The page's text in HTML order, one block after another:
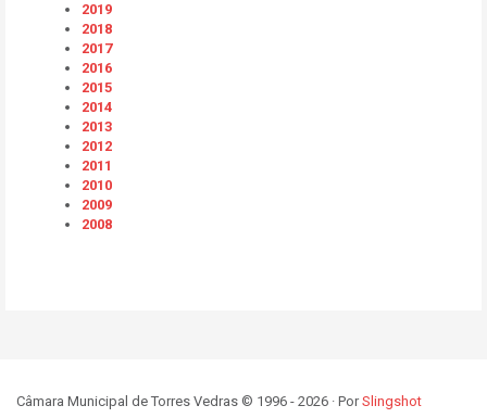
2019
2018
2017
2016
2015
2014
2013
2012
2011
2010
2009
2008
Câmara Municipal de Torres Vedras © 1996 - 2026 · PorSlingshot